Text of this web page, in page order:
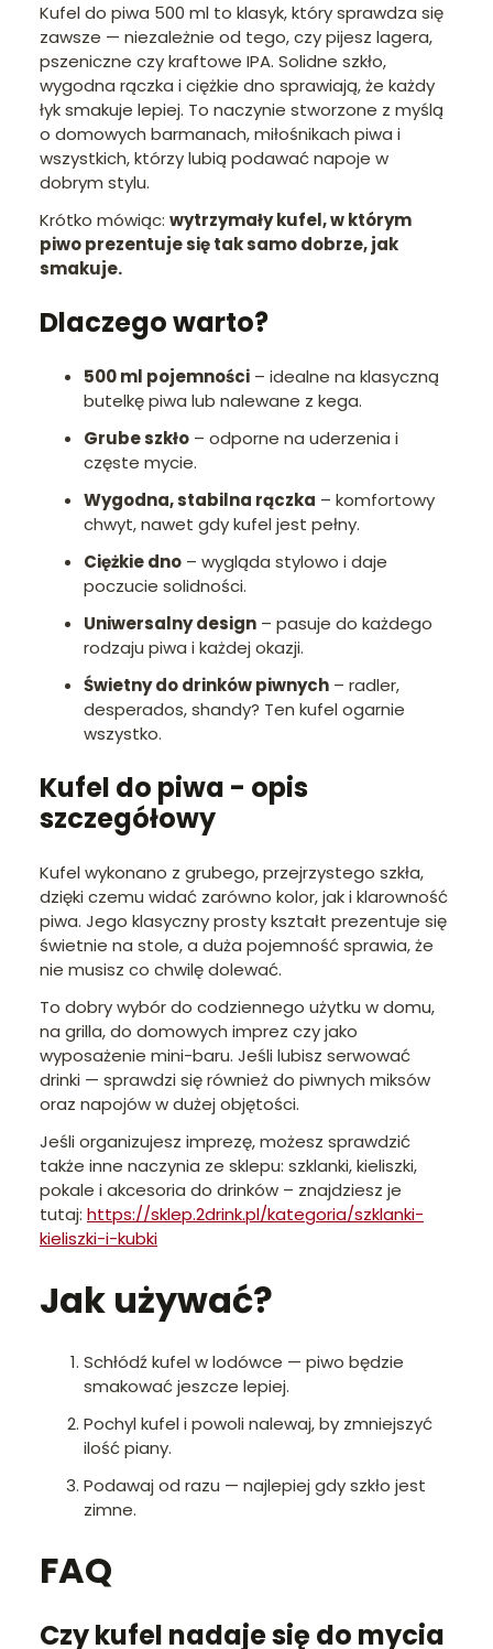
Kufel do piwa 500 ml to klasyk, który sprawdza się
zawsze — niezależnie od tego, czy pijesz lagera,
pszeniczne czy kraftowe IPA. Solidne szkło,
wygodna rączka i ciężkie dno sprawiają, że każdy
łyk smakuje lepiej. To naczynie stworzone z myślą
o domowych barmanach, miłośnikach piwa i
wszystkich, którzy lubią podawać napoje w
dobrym stylu.
Krótko mówiąc: wytrzymały kufel, w którym
piwo prezentuje się tak samo dobrze, jak
smakuje.
Dlaczego warto?
500 ml pojemności – idealne na klasyczną
butelkę piwa lub nalewane z kega.
Grube szkło – odporne na uderzenia i
częste mycie.
Wygodna, stabilna rączka – komfortowy
chwyt, nawet gdy kufel jest pełny.
Ciężkie dno – wygląda stylowo i daje
poczucie solidności.
Uniwersalny design – pasuje do każdego
rodzaju piwa i każdej okazji.
Świetny do drinków piwnych – radler,
desperados, shandy? Ten kufel ogarnie
wszystko.
Kufel do piwa - opis
szczegółowy
Kufel wykonano z grubego, przejrzystego szkła,
dzięki czemu widać zarówno kolor, jak i klarowność
piwa. Jego klasyczny prosty kształt prezentuje się
świetnie na stole, a duża pojemność sprawia, że
nie musisz co chwilę dolewać.
To dobry wybór do codziennego użytku w domu,
na grilla, do domowych imprez czy jako
wyposażenie mini-baru. Jeśli lubisz serwować
drinki — sprawdzi się również do piwnych miksów
oraz napojów w dużej objętości.
Jeśli organizujesz imprezę, możesz sprawdzić
także inne naczynia ze sklepu: szklanki, kieliszki,
pokale i akcesoria do drinków – znajdziesz je
tutaj: https://sklep.2drink.pl/kategoria/szklanki-
kieliszki-i-kubki
Jak używać?
Schłódź kufel w lodówce — piwo będzie
smakować jeszcze lepiej.
Pochyl kufel i powoli nalewaj, by zmniejszyć
ilość piany.
Podawaj od razu — najlepiej gdy szkło jest
zimne.
FAQ
Czy kufel nadaje się do mycia